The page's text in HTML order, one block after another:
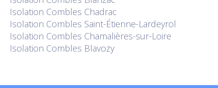
Isolation Combles Chadrac
Isolation Combles Saint-Étienne-Lardeyrol
Isolation Combles Chamalières-sur-Loire
Isolation Combles Blavozy